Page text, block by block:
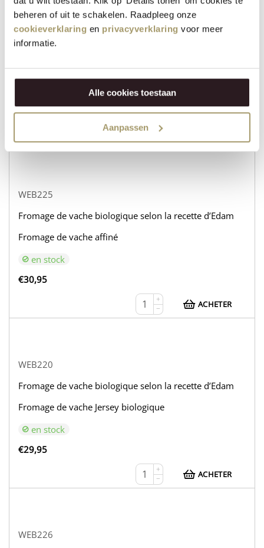
beheren of uit te schakelen. Raadpleeg onze
cookieverklaring en privacyverklaring voor meer
informatie.
Alle cookies toestaan
Aanpassen
WEB232
Fromage de vache biologique selon la recette d’Edam
Fromage de chèvre affiné
€31,95
+
WEB225
Fromage de vache biologique selon la recette d’Edam
Fromage de vache affiné
en stock
€30,95
+
−
ACHETER
WEB220
Fromage de vache biologique selon la recette d’Edam
Fromage de vache Jersey biologique
en stock
€29,95
+
−
ACHETER
WEB226